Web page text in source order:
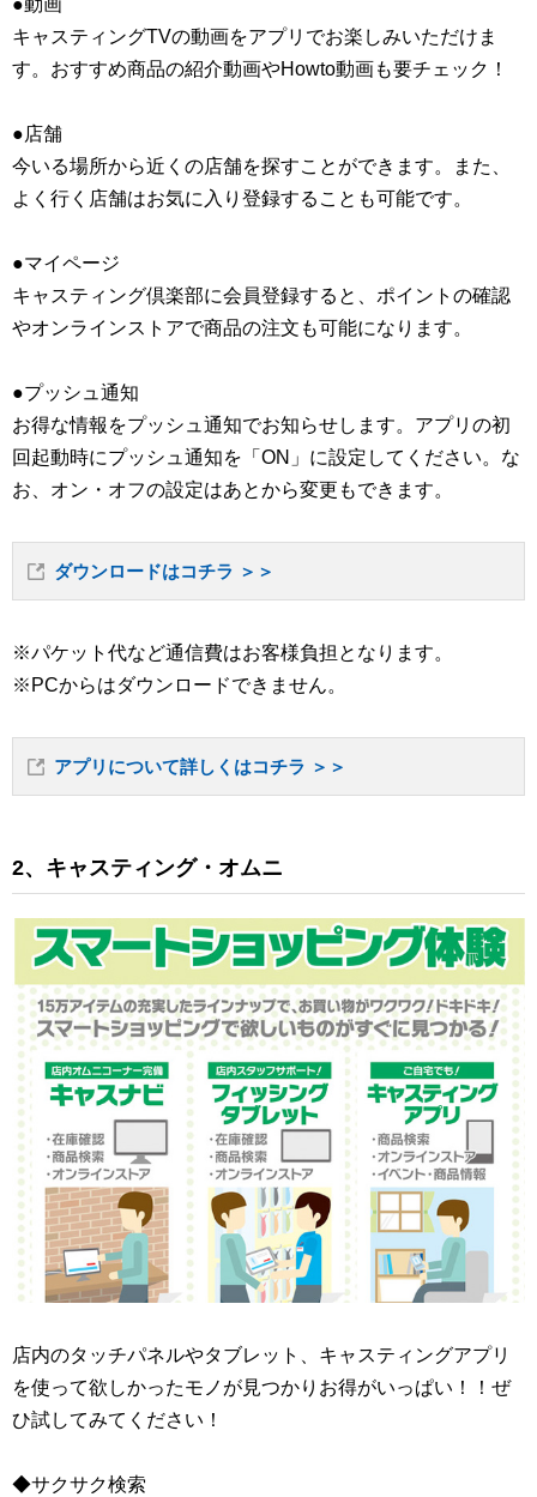
●動画
キャスティングTVの動画をアプリでお楽しみいただけま
す。おすすめ商品の紹介動画やHowto動画も要チェック！
●店舗
今いる場所から近くの店舗を探すことができます。また、
よく行く店舗はお気に入り登録することも可能です。
●マイページ
キャスティング倶楽部に会員登録すると、ポイントの確認
やオンラインストアで商品の注文も可能になります。
●プッシュ通知
お得な情報をプッシュ通知でお知らせします。アプリの初
回起動時にプッシュ通知を「ON」に設定してください。な
お、オン・オフの設定はあとから変更もできます。
ダウンロードはコチラ ＞＞
※パケット代など通信費はお客様負担となります。
※PCからはダウンロードできません。
アプリについて詳しくはコチラ ＞＞
2、キャスティング・オムニ
店内のタッチパネルやタブレット、キャスティングアプリ
を使って欲しかったモノが見つかりお得がいっぱい！！ぜ
ひ試してみてください！
◆サクサク検索